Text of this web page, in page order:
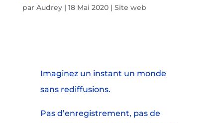
par Audrey| 18 Mai 2020| Site web
Imaginez un instant un monde
sans rediffusions.
Pas d’enregistrement, pas de